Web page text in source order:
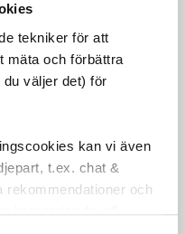
tekniker för att
mäta och förbättra
väljer det) för
kan vi även
t.ex. chat &
rekommendationer och
och 97,2 %
TurnSys®-system
CE), 10 %
M (55-59 cm), L (58-
30 g mindre plast